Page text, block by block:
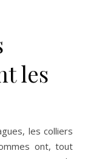
les
ont, tout